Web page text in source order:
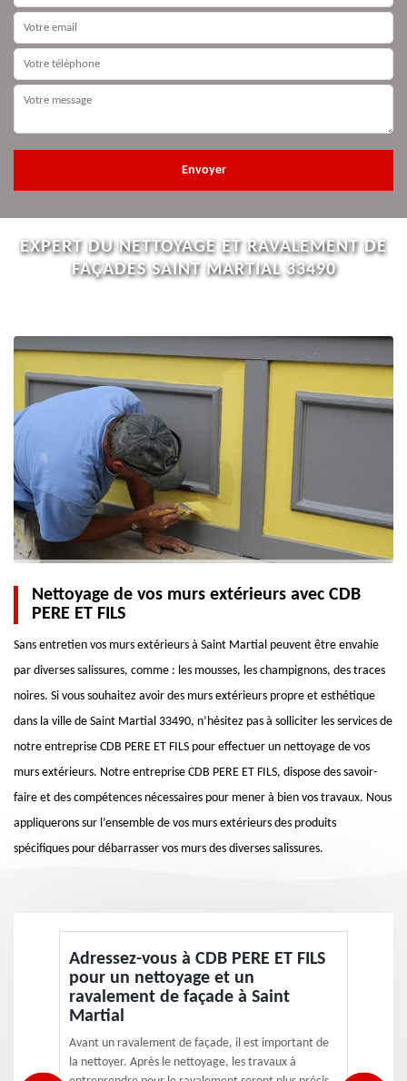
EXPERT DU NETTOYAGE ET RAVALEMENT DE
FAÇADES SAINT MARTIAL 33490
Nettoyage de vos murs extérieurs avec CDB
PERE ET FILS
Sans entretien vos murs extérieurs à Saint Martial peuvent être envahie
par diverses salissures, comme : les mousses, les champignons, des traces
noires. Si vous souhaitez avoir des murs extérieurs propre et esthétique
dans la ville de Saint Martial 33490, n’hésitez pas à solliciter les services de
notre entreprise CDB PERE ET FILS pour effectuer un nettoyage de vos
murs extérieurs. Notre entreprise CDB PERE ET FILS, dispose des savoir-
faire et des compétences nécessaires pour mener à bien vos travaux. Nous
appliquerons sur l’ensemble de vos murs extérieurs des produits
spécifiques pour débarrasser vos murs des diverses salissures.
Adressez-vous à CDB PERE ET FILS
pour un nettoyage et un
ravalement de façade à Saint
Martial
Avant un ravalement de façade, il est important de
la nettoyer. Après le nettoyage, les travaux à